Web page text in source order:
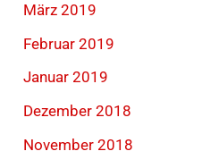
März 2019
Februar 2019
Januar 2019
Dezember 2018
November 2018